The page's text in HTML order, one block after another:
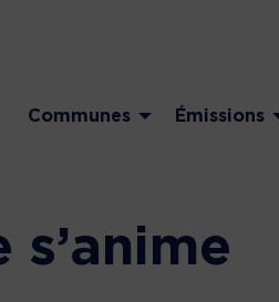
Communes Émissions
s’anime